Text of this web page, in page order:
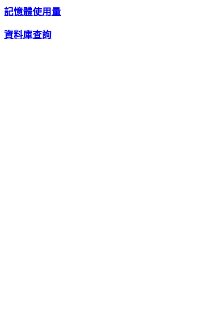
記憶體使用量
資料庫查詢